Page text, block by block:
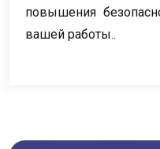
повышения
вашей работы..